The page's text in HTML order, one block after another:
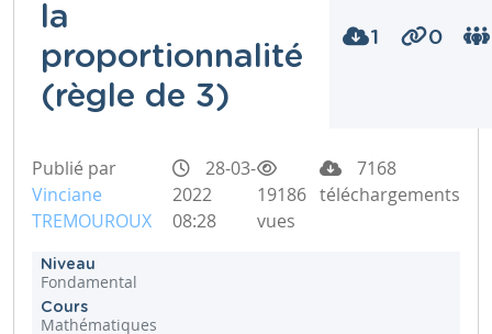
la
proportionnalité
(règle de 3)
1 0
Publié par
Vinciane
TREMOUROUX
28-03-
2022
08:28
19186
vues
7168
téléchargements
Niveau
Fondamental
Cours
Mathématiques